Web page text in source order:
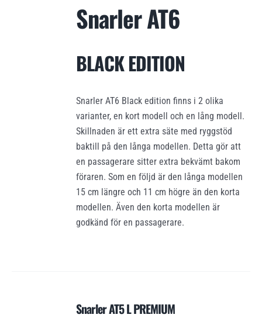
priset
var:
priset
är:
Snarler AT6
BLACK EDITION
Snarler AT6 Black edition finns i 2 olika
varianter, en kort modell och en lång modell.
Skillnaden är ett extra säte med ryggstöd
baktill på den långa modellen. Detta gör att
en passagerare sitter extra bekvämt bakom
föraren. Som en följd är den långa modellen
15 cm längre och 11 cm högre än den korta
modellen. Även den korta modellen är
godkänd för en passagerare.
Snarler AT5 L PREMIUM